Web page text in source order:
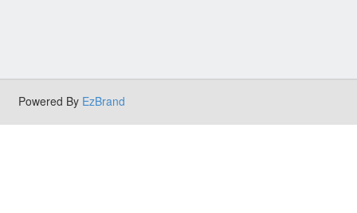
Powered By EzBrand